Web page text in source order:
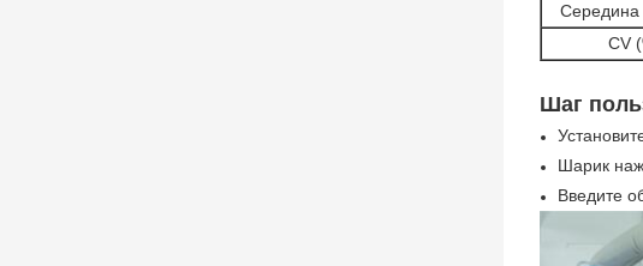
Середина
CV
Шаг
Шарик
Введите